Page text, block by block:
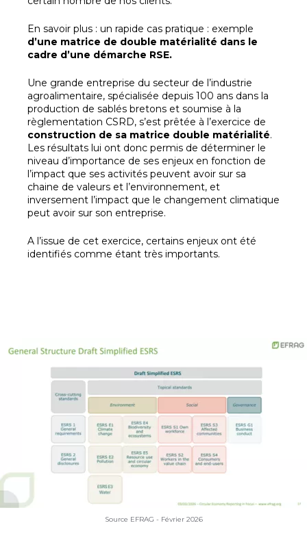
Source EFRAG - Février 2026
En savoir plus : un rapide cas pratique : exemple
d’une matrice de double matérialité dans le
cadre d’une démarche RSE.
Une grande entreprise du secteur de l’industrie
agroalimentaire, spécialisée depuis 100 ans dans la
production de sablés bretons et soumise à la
règlementation CSRD, s’est prêtée à l’exercice de
construction de sa matrice double matérialité.
Les résultats lui ont donc permis de déterminer le
niveau d’importance de ses enjeux en fonction de
l’impact que ses activités peuvent avoir sur sa
chaine de valeurs et l’environnement, et
inversement l’impact que le changement climatique
peut avoir sur son entreprise.
A l’issue de cet exercice, certains enjeux ont été
identifiés comme étant très importants.